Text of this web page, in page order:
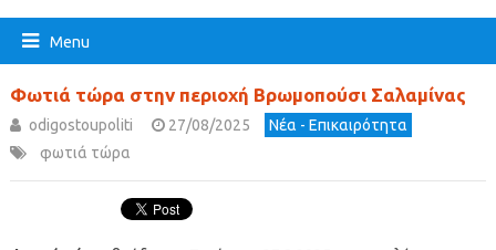
Menu
Φωτιά τώρα στην περιοχή Βρωμοπούσι Σαλαμίνας
odigostoupoliti 27/08/2025
Νέα - Επικαιρότητα
φωτιά τώρα